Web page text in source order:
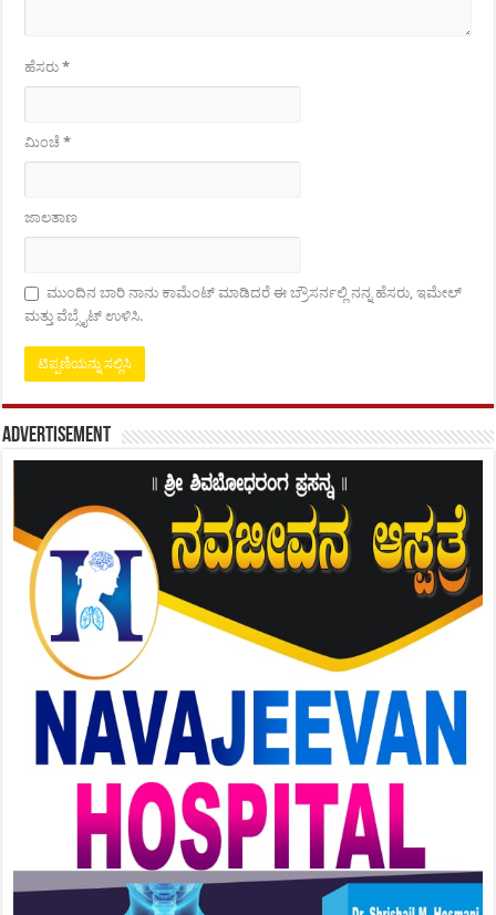
ಹೆಸರು*
ಮಿಂಚೆ*
ಜಾಲತಾಣ
ಮುಂದಿನ ಬಾರಿ ನಾನು ಕಾಮೆಂಟ್ ಮಾಡಿದರೆ ಈ ಬ್ರೌಸರ್ನಲ್ಲಿ ನನ್ನ ಹೆಸರು, ಇಮೇಲ್
ಮತ್ತು ವೆಬ್ಸೈಟ್ ಉಳಿಸಿ.
Advertisement